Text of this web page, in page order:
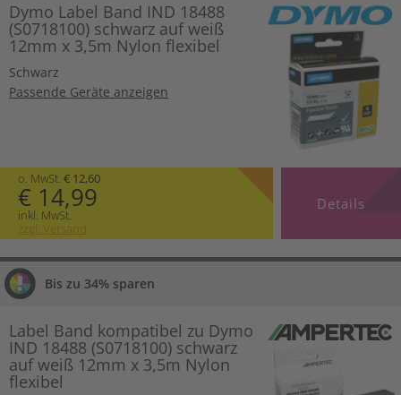
Dymo Label Band IND 18488
(S0718100) schwarz auf weiß
12mm x 3,5m Nylon flexibel
Schwarz
Passende Geräte anzeigen
o. MwSt. € 12,60
€ 14,99
inkl. MwSt.
zzgl. Versand
Details
Bis zu 34% sparen
Label Band kompatibel zu Dymo
IND 18488 (S0718100) schwarz
auf weiß 12mm x 3,5m Nylon
flexibel